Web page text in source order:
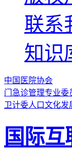
联系
知识
中国医院协会
门急诊管理专业委
卫计委人口文化发
国际